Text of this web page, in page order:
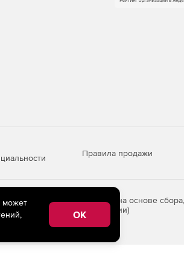
Правила продажи
информации на основе сбора,
Российской Федерации)
может
OK